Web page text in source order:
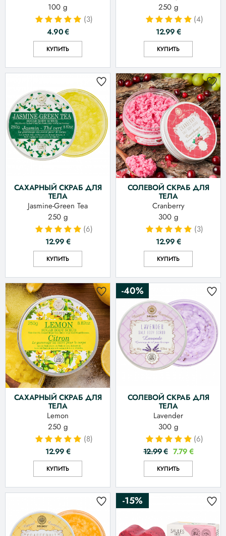
100 g
(3)
4.90€
КУПИТЬ
250 g
(4)
12.99€
КУПИТЬ
САХАРНЫЙ СКРАБ ДЛЯ
ТЕЛА
Jasmine-Green Tea
250 g
(6)
12.99€
КУПИТЬ
СОЛЕВОЙ СКРАБ ДЛЯ
ТЕЛА
Cranberry
300 g
(3)
12.99€
КУПИТЬ
САХАРНЫЙ СКРАБ ДЛЯ
ТЕЛА
Lemon
250 g
(8)
12.99€
КУПИТЬ
-40%
СОЛЕВОЙ СКРАБ ДЛЯ
ТЕЛА
Lavender
300 g
(6)
12.99€ 7.79€
КУПИТЬ
-15%